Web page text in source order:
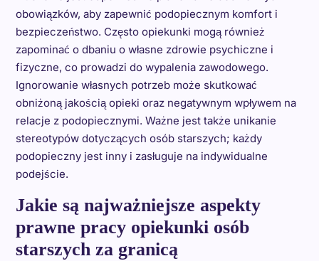
obowiązków, aby zapewnić podopiecznym komfort i
bezpieczeństwo. Często opiekunki mogą również
zapominać o dbaniu o własne zdrowie psychiczne i
fizyczne, co prowadzi do wypalenia zawodowego.
Ignorowanie własnych potrzeb może skutkować
obniżoną jakością opieki oraz negatywnym wpływem na
relacje z podopiecznymi. Ważne jest także unikanie
stereotypów dotyczących osób starszych; każdy
podopieczny jest inny i zasługuje na indywidualne
podejście.
Jakie są najważniejsze aspekty
prawne pracy opiekunki osób
starszych za granicą